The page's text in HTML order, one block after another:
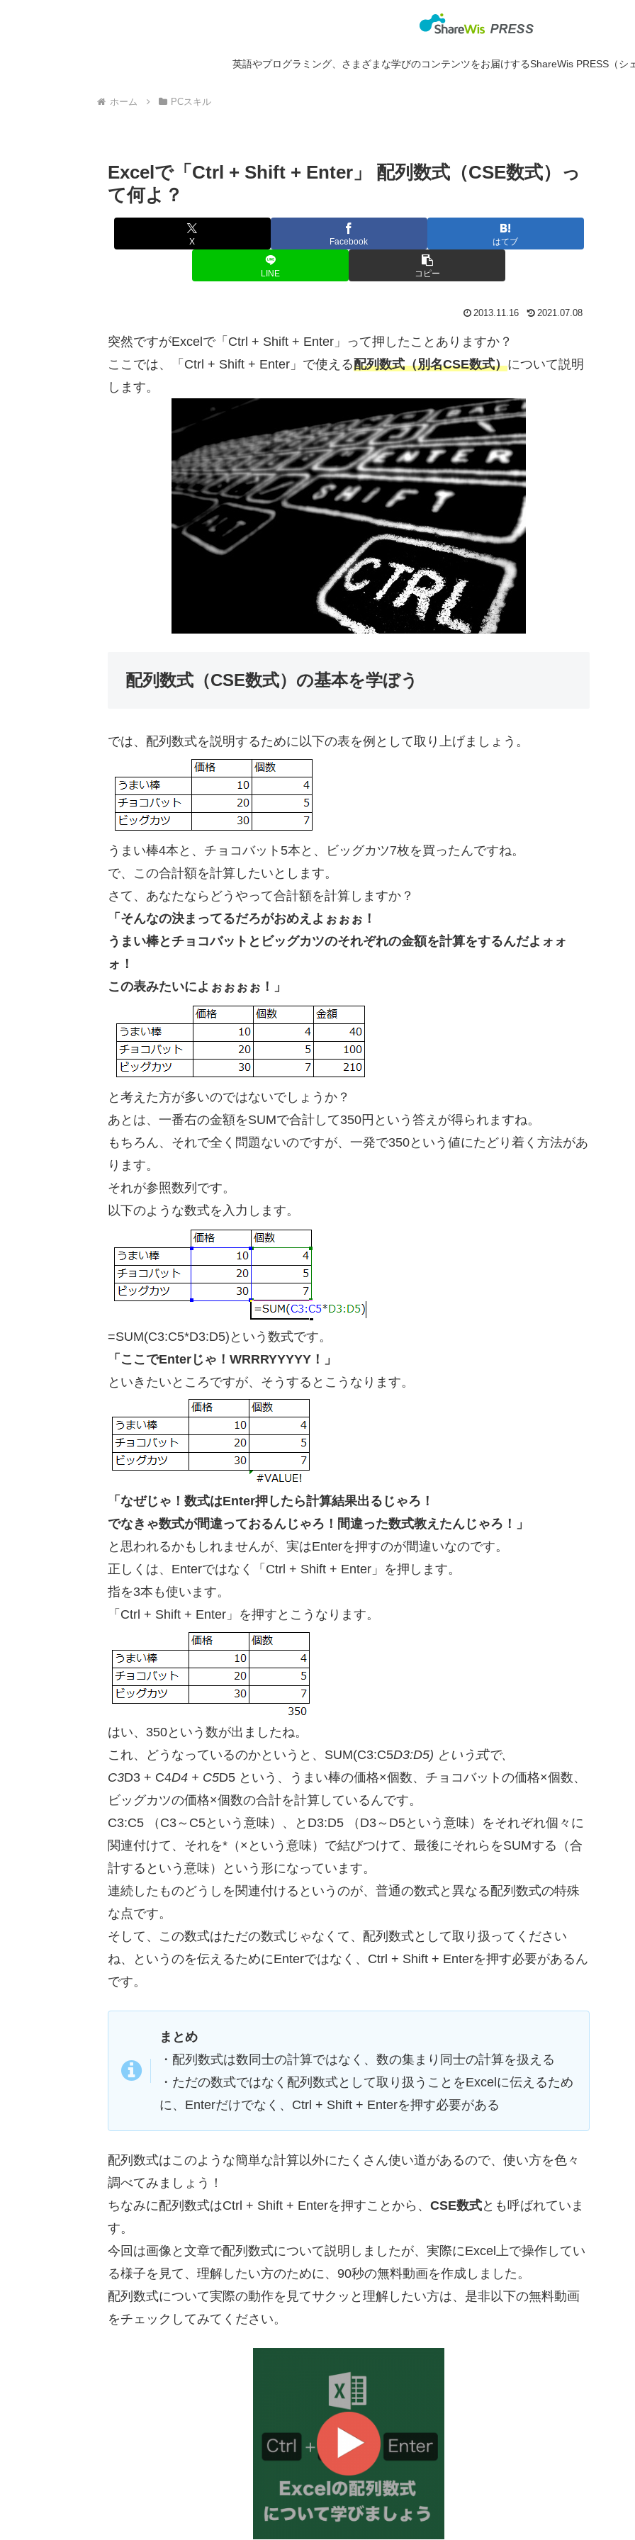
英語やプログラミング、さまざまな学びのコンテンツをお届けするShareWis PRESS（シ
ホーム PCスキル
Excelで「Ctrl + Shift + Enter」 配列数式（CSE数式）っ
て何よ？
X Facebook はてブ
LINE コピー
2013.11.16 2021.07.08
突然ですがExcelで「Ctrl + Shift + Enter」って押したことありますか？
ここでは、「Ctrl + Shift + Enter」で使える配列数式（別名CSE数式）について説明
します。
配列数式（CSE数式）の基本を学ぼう
では、配列数式を説明するために以下の表を例として取り上げましょう。
うまい棒4本と、チョコバット5本と、ビッグカツ7枚を買ったんですね。
で、この合計額を計算したいとします。
さて、あなたならどうやって合計額を計算しますか？
「そんなの決まってるだろがおめえよぉぉぉ！
うまい棒とチョコバットとビッグカツのそれぞれの金額を計算をするんだよォォ
ォ！
この表みたいによぉぉぉぉ！」
と考えた方が多いのではないでしょうか？
あとは、一番右の金額をSUMで合計して350円という答えが得られますね。
もちろん、それで全く問題ないのですが、一発で350という値にたどり着く方法があ
ります。
それが参照数列です。
以下のような数式を入力します。
=SUM(C3:C5*D3:D5)という数式です。
「ここでEnterじゃ！WRRRYYYYY！」
といきたいところですが、そうするとこうなります。
「なぜじゃ！数式はEnter押したら計算結果出るじゃろ！
でなきゃ数式が間違っておるんじゃろ！間違った数式教えたんじゃろ！」
と思われるかもしれませんが、実はEnterを押すのが間違いなのです。
正しくは、Enterではなく「Ctrl + Shift + Enter」を押します。
指を3本も使います。
「Ctrl + Shift + Enter」を押すとこうなります。
はい、350という数が出ましたね。
これ、どうなっているのかというと、SUM(C3:C5D3:D5) という式で、
C3D3 + C4D4 + C5D5 という、うまい棒の価格×個数、チョコバットの価格×個数、
ビッグカツの価格×個数の合計を計算しているんです。
C3:C5 （C3～C5という意味）、とD3:D5 （D3～D5という意味）をそれぞれ個々に
関連付けて、それを*（×という意味）で結びつけて、最後にそれらをSUMする（合
計するという意味）という形になっています。
連続したものどうしを関連付けるというのが、普通の数式と異なる配列数式の特殊
な点です。
そして、この数式はただの数式じゃなくて、配列数式として取り扱ってください
ね、というのを伝えるためにEnterではなく、Ctrl + Shift + Enterを押す必要があるん
です。
まとめ
・配列数式は数同士の計算ではなく、数の集まり同士の計算を扱える
・ただの数式ではなく配列数式として取り扱うことをExcelに伝えるため
に、Enterだけでなく、Ctrl + Shift + Enterを押す必要がある
配列数式はこのような簡単な計算以外にたくさん使い道があるので、使い方を色々
調べてみましょう！
ちなみに配列数式はCtrl + Shift + Enterを押すことから、 CSE数式とも呼ばれていま
す。
今回は画像と文章で配列数式について説明しましたが、実際にExcel上で操作してい
る様子を見て、理解したい方のために、90秒の無料動画を作成しました。
配列数式について実際の動作を見てサクッと理解したい方は、是非以下の無料動画
をチェックしてみてください。